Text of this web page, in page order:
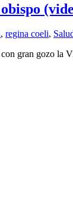
, regina coeli,
gran gozo la